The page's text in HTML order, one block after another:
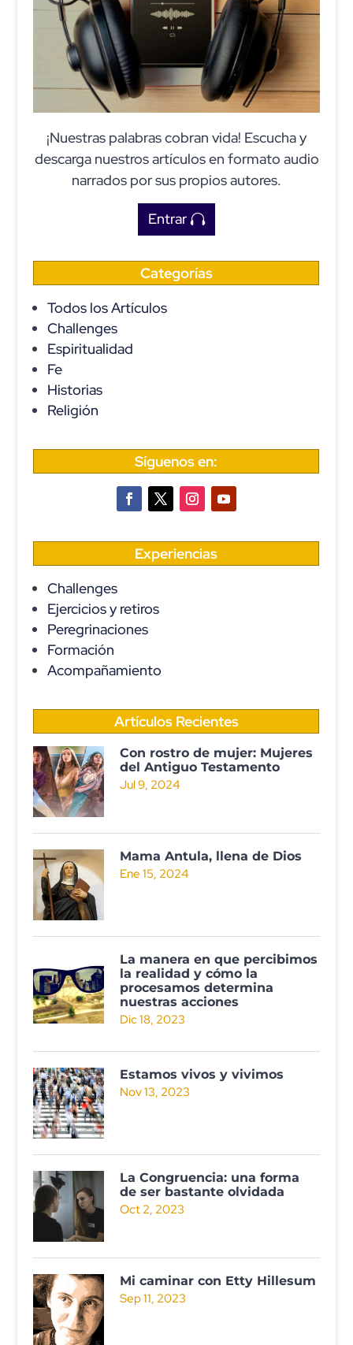
¡Nuestras palabras cobran vida! Escucha y
descarga nuestros artículos en formato audio
narrados por sus propios autores.
Entrar
Categorías
Todos los Artículos
Challenges
Espiritualidad
Fe
Historias
Religión
Síguenos en:
Experiencias
Challenges
Ejercicios y retiros
Peregrinaciones
Formación
Acompañamiento
Artículos Recientes
Con rostro de mujer: Mujeres
del Antiguo Testamento
Jul 9, 2024
Mama Antula, llena de Dios
Ene 15, 2024
La manera en que percibimos
la realidad y cómo la
procesamos determina
nuestras acciones
Dic 18, 2023
Estamos vivos y vivimos
Nov 13, 2023
La Congruencia: una forma
de ser bastante olvidada
Oct 2, 2023
Mi caminar con Etty Hillesum
Sep 11, 2023